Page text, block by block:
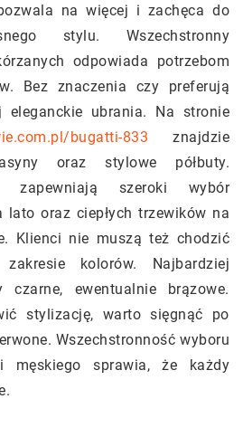
na więcej i zachęca do
stylu. Wszechstronny
odpowiada potrzebom
Bez znaczenia czy preferują
eleganckie ubrania. Na stronie
bugatti-833 znajdzie
oraz stylowe półbuty.
zapewniają szeroki wybór
lato oraz ciepłych trzewików na
Klienci nie muszą też chodzić
kolorów. Najbardziej
ewentualnie brązowe.
stylizację, warto sięgnąć po
Wszechstronność wyboru
męskiego sprawia, że każdy